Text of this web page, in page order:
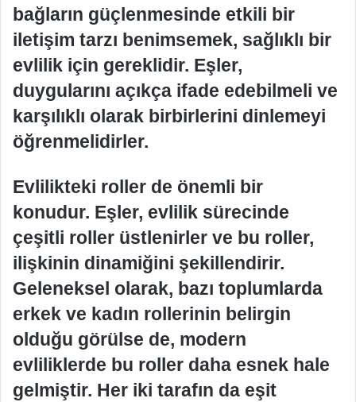
bağların güçlenmesinde etkili bir
iletişim tarzı benimsemek, sağlıklı bir
evlilik için gereklidir. Eşler,
duygularını açıkça ifade edebilmeli ve
karşılıklı olarak birbirlerini dinlemeyi
öğrenmelidirler.
Evlilikteki roller de önemli bir
konudur. Eşler, evlilik sürecinde
çeşitli roller üstlenirler ve bu roller,
ilişkinin dinamiğini şekillendirir.
Geleneksel olarak, bazı toplumlarda
erkek ve kadın rollerinin belirgin
olduğu görülse de, modern
evliliklerde bu roller daha esnek hale
gelmiştir. Her iki tarafın da eşit